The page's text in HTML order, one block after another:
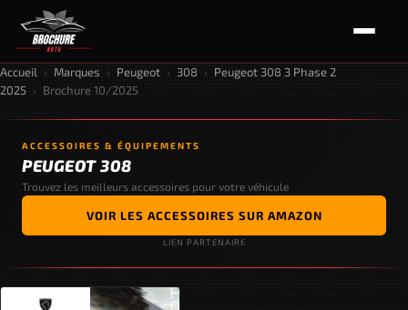
Accueil › Marques › Peugeot › 308 › Peugeot 308 3 Phase 2
2025 › Brochure 10/2025
ACCESSOIRES & ÉQUIPEMENTS
PEUGEOT 308
Trouvez les meilleurs accessoires pour votre véhicule
VOIR LES ACCESSOIRES SUR AMAZON
LIEN PARTENAIRE